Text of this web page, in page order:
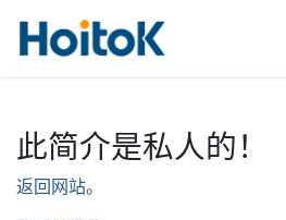
此简介是私人的！
返回网站。